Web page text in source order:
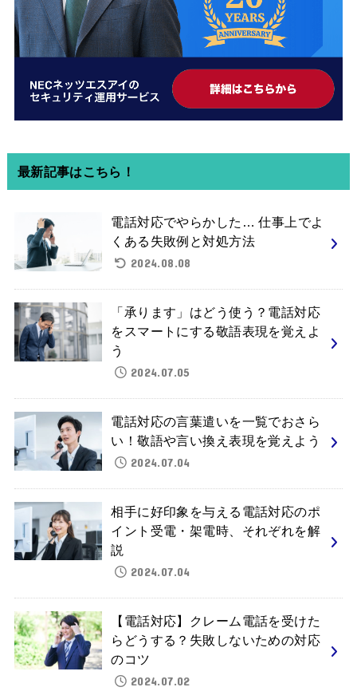
最新記事はこちら！
電話対応でやらかした… 仕事上でよ
くある失敗例と対処方法
2024.08.08
「承ります」はどう使う？電話対応
をスマートにする敬語表現を覚えよ
う
2024.07.05
電話対応の言葉遣いを一覧でおさら
い！敬語や言い換え表現を覚えよう
2024.07.04
相手に好印象を与える電話対応のポ
イント受電・架電時、それぞれを解
説
2024.07.04
【電話対応】クレーム電話を受けた
らどうする？失敗しないための対応
のコツ
2024.07.02